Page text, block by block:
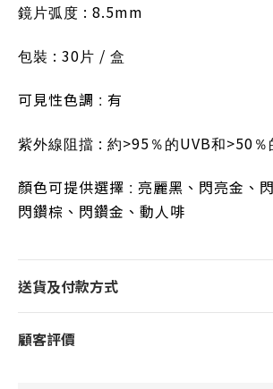
鏡片弧度 : 8.5mm
包裝 : 30 片 / 盒
可見性色調 : 有
紫外線阻擋 : 約>95 ％的UVB和>50 ％
顏色可提供選擇 : 亮麗黑、閃亮金、
閃鑽棕、閃鑽金、動人啡
送貨及付款方式
顧客評價